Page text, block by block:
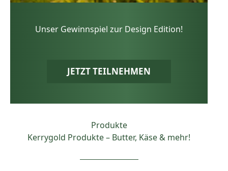
Unser Gewinnspiel zur Design Edition!
JETZT TEILNEHMEN
Produkte
Kerrygold Produkte – Butter, Käse & mehr!